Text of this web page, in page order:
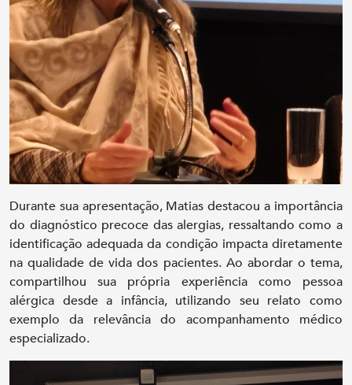
Durante sua apresentação, Matias destacou a importância
do diagnóstico precoce das alergias, ressaltando como a
identificação adequada da condição impacta diretamente
na qualidade de vida dos pacientes. Ao abordar o tema,
compartilhou sua própria experiência como pessoa
alérgica desde a infância, utilizando seu relato como
exemplo da relevância do acompanhamento médico
especializado.